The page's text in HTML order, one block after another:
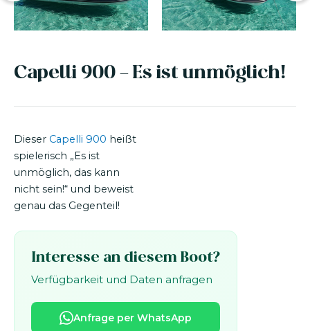
Capelli 900 - Es ist unmöglich!
Dieser Capelli 900 heißt
spielerisch „Es ist
unmöglich, das kann
nicht sein!“ und beweist
genau das Gegenteil!
Interesse an diesem Boot?
Verfügbarkeit und Daten anfragen
Anfrage per WhatsApp